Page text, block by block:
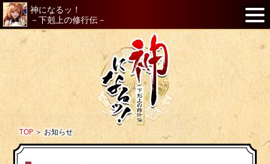
神になるッ！
－下剋上の修行伝－
TOP＞お知らせ